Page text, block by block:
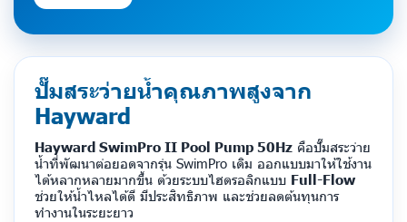
ปั๊มสระว่ายน้ำคุณภาพสูงจาก
Hayward
Hayward SwimPro II Pool Pump 50Hz คือปั๊มสระว่าย
น้ำที่พัฒนาต่อยอดจากรุ่น SwimPro เดิม ออกแบบมาให้ใช้งาน
ได้หลากหลายมากขึ้น ด้วยระบบไฮดรอลิกแบบ Full-Flow
ช่วยให้น้ำไหลได้ดี มีประสิทธิภาพ และช่วยลดต้นทุนการ
ทำงานในระยะยาว